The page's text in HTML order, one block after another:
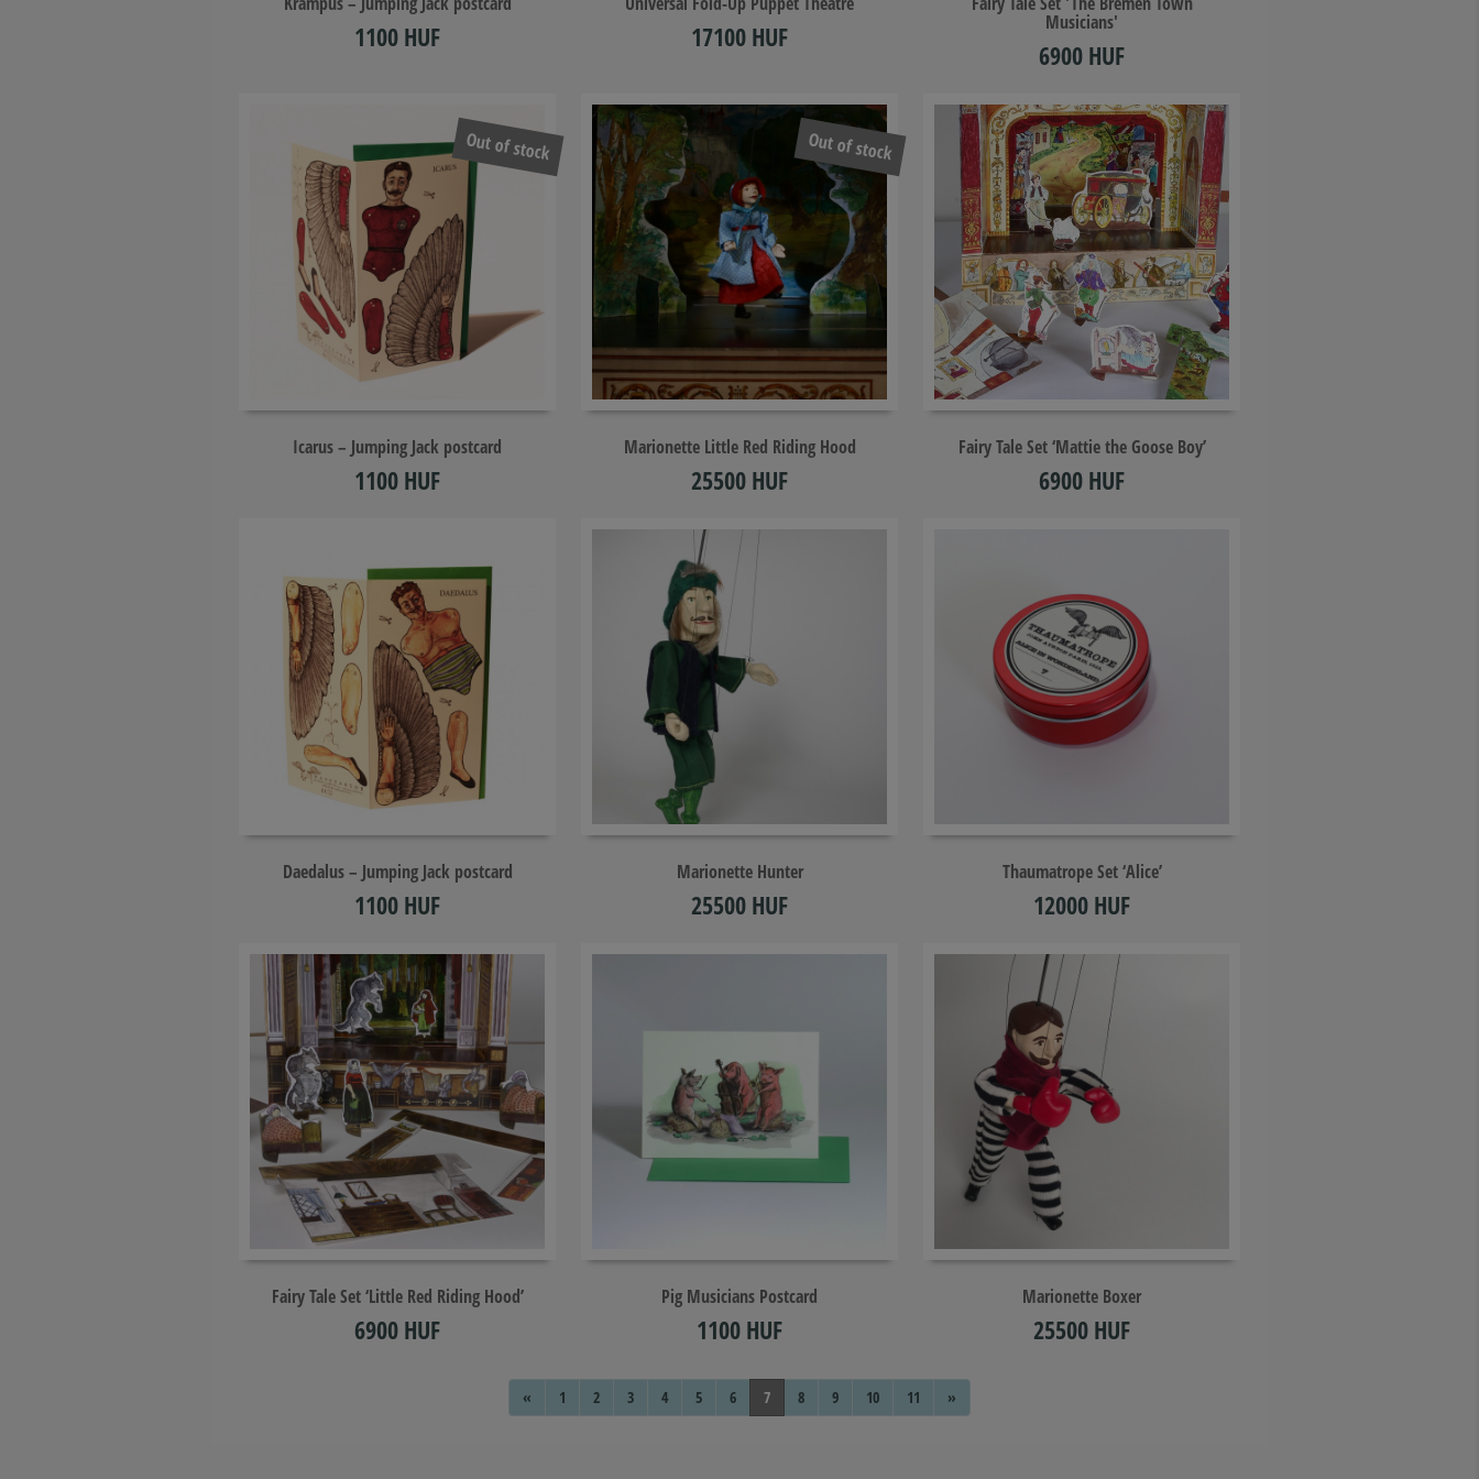
1100 HUF 17100 HUF Musicians'
6900 HUF
Out of stock
Icarus – Jumping Jack postcard
1100 HUF
Out of stock
Marionette Little Red Riding Hood
25500 HUF
​Fairy Tale Set ‘Mattie the Goose Boy’
6900 HUF
Daedalus – Jumping Jack postcard
1100 HUF
Marionette Hunter
25500 HUF
Thaumatrope Set ‘Alice’
12000 HUF
Fairy Tale Set ‘Little Red Riding Hood’
6900 HUF
​Pig Musicians Postcard
1100 HUF
Marionette Boxer
25500 HUF
« 1 2 3 4 5 6 7 8 9 10 11 »